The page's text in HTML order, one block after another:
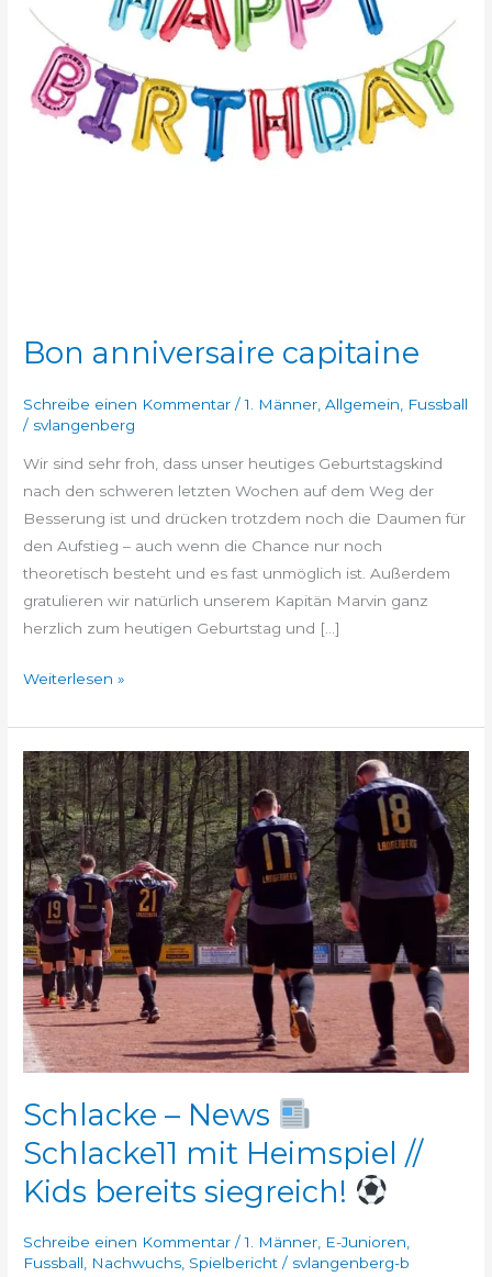
Bon anniversaire capitaine
Schreibe einen Kommentar /1. Männer ,Allgemein
Fussball
/ svlangenberg
Wir sind sehr froh, dass unser heutiges Geburtstagskind
nach den schweren letzten Wochen auf dem Weg der
Besserung ist und drücken trotzdem noch die Daumen für
den Aufstieg – auch wenn die Chance nur noch
theoretisch besteht und es fast unmöglich ist. Außerdem
gratulieren wir natürlich unserem Kapitän Marvin ganz
herzlich zum heutigen Geburtstag und […]
Weiterlesen »
Schlacke – News
Schlacke11 mit Heimspiel //
Kids bereits siegreich!
Schreibe einen Kommentar /1. Männer E-Junioren
Fussball
Nachwuchs Spielbericht / svlangenberg-b
Schlacke
–
News
Schlacke11
mit
Heimspiel
//
Kids
bereits
siegreich!